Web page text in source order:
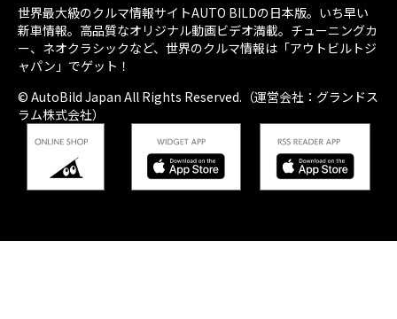
世界最大級のクルマ情報サイトAUTO BILDの日本版。いち早い
新車情報。高品質なオリジナル動画ビデオ満載。チューニングカ
ー、ネオクラシックなど、世界のクルマ情報は「アウトビルトジ
ャパン」でゲット！
© AutoBild Japan All Rights Reserved.（運営会社：グランドス
ラム株式会社）